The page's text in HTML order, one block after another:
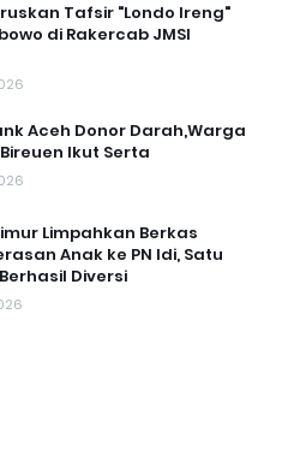
Tafsir "Londo Ireng"
di Rakercab JMSI
Aceh Donor Darah,Warga
Ikut Serta
Limpahkan Berkas
Anak ke PN Idi, Satu
Diversi